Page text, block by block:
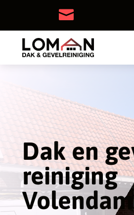

Dak en
reiniging
Volendam